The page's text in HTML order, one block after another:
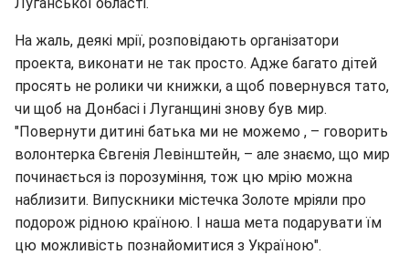
На жаль, деякі мрії, розповідають організатори
проекта, виконати не так просто. Адже багато дітей
просять не ролики чи книжки, а щоб повернувся тато,
чи щоб на Донбасі і Луганщині знову був мир.
"Повернути дитині батька ми не можемо , – говорить
волонтерка Євгенія Левінштейн, – але знаємо, що мир
починається із порозуміння, тож цю мрію можна
наблизити. Випускники містечка Золоте мріяли про
подорож рідною країною. І наша мета подарувати їм
цю можливість познайомитися з Україною".